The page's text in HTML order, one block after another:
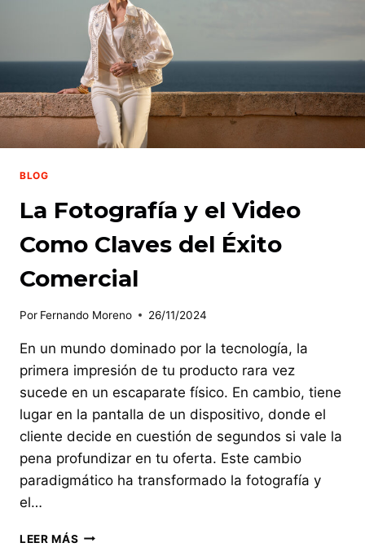
BLOG
La Fotografía y el Video
Como Claves del Éxito
Comercial
Por Fernando Moreno 26/11/2024
En un mundo dominado por la tecnología, la
primera impresión de tu producto rara vez
sucede en un escaparate físico. En cambio, tiene
lugar en la pantalla de un dispositivo, donde el
cliente decide en cuestión de segundos si vale la
pena profundizar en tu oferta. Este cambio
paradigmático ha transformado la fotografía y
el…
LEER MÁS LA